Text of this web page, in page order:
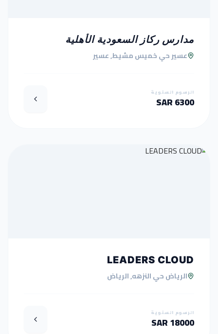
مدارس ركاز السعودية الأهلية
عسير حي خميس مشيط, عسير
الرسوم السنوية
6300 SAR
LEADERS CLOUD
الرياض حي النزهه, الرياض
الرسوم السنوية
18000 SAR